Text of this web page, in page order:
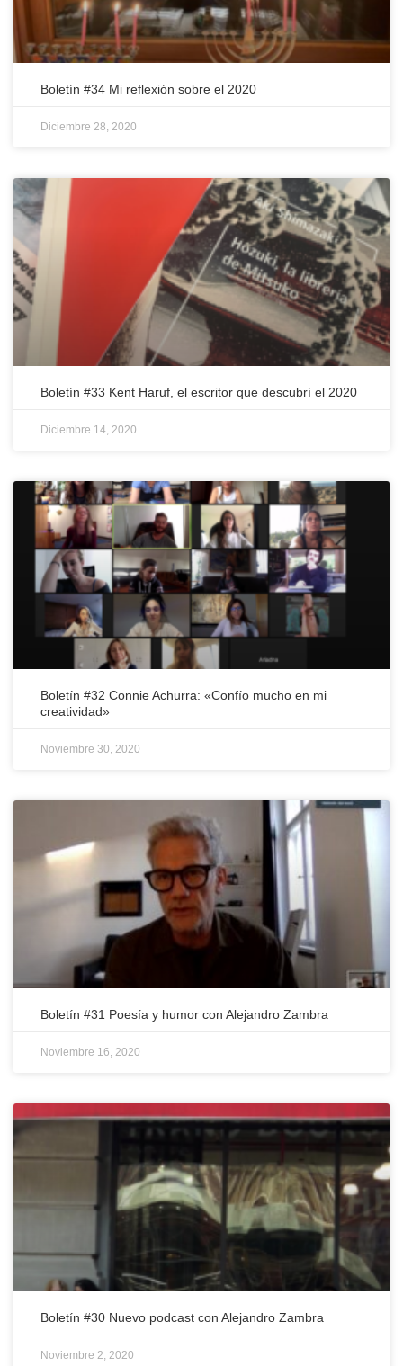
Boletín #34 Mi reflexión sobre el 2020
Diciembre 28, 2020
Boletín #33 Kent Haruf, el escritor que descubrí el 2020
Diciembre 14, 2020
Boletín #32 Connie Achurra: «Confío mucho en mi
creatividad»
Noviembre 30, 2020
Boletín #31 Poesía y humor con Alejandro Zambra
Noviembre 16, 2020
Boletín #30 Nuevo podcast con Alejandro Zambra
Noviembre 2, 2020